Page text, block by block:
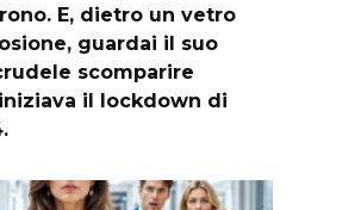
E, dietro un vetro
guardai il suo
scomparire
il lockdown di